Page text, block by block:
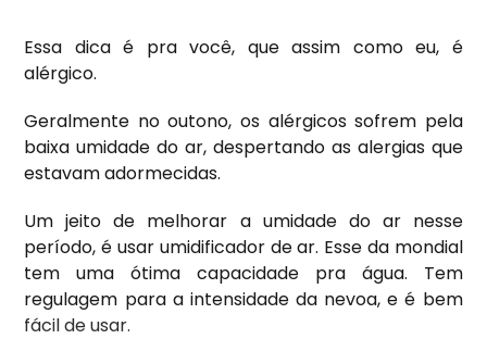
Essa dica é pra você, que assim como eu, é
alérgico.
Geralmente no outono, os alérgicos sofrem pela
baixa umidade do ar, despertando as alergias que
estavam adormecidas.
Um jeito de melhorar a umidade do ar nesse
período, é usar umidificador de ar. Esse da mondial
tem uma ótima capacidade pra água. Tem
regulagem para a intensidade da nevoa, e é bem
fácil de usar.